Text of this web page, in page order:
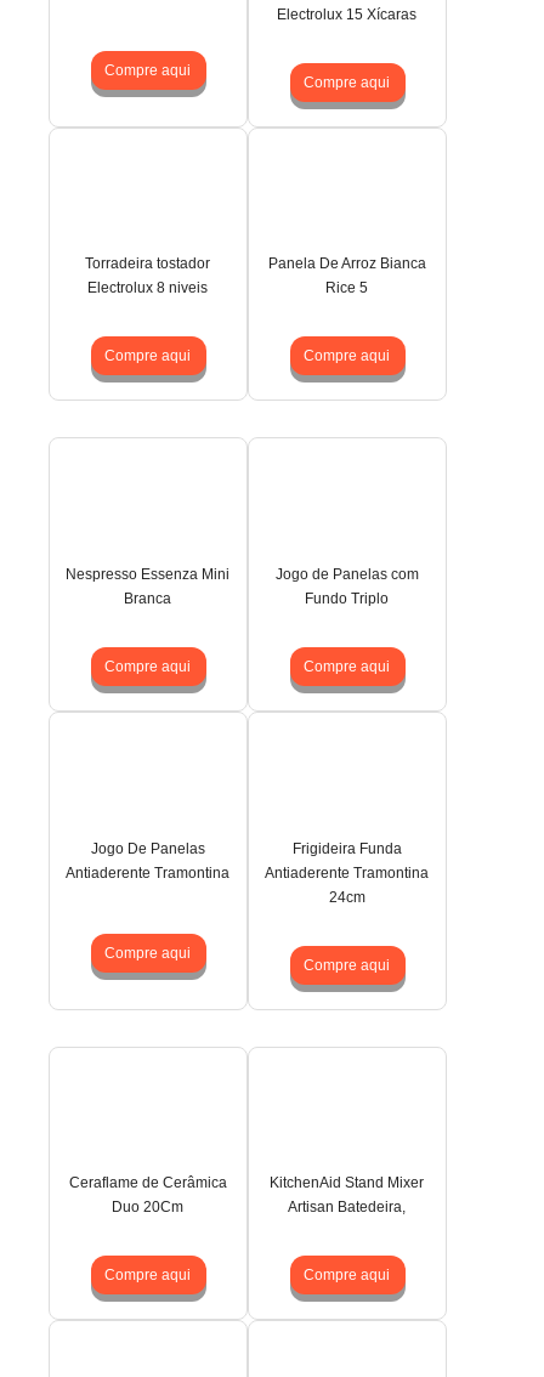
Compre aqui
Electrolux 15 Xícaras
Compre aqui
Torradeira tostador
Electrolux 8 niveis
Compre aqui
Panela De Arroz Bianca
Rice 5
Compre aqui
Nespresso Essenza Mini
Branca
Compre aqui
Jogo de Panelas com
Fundo Triplo
Compre aqui
Jogo De Panelas
Antiaderente Tramontina
Compre aqui
Frigideira Funda
Antiaderente Tramontina
24cm
Compre aqui
Ceraflame de Cerâmica
Duo 20Cm
Compre aqui
KitchenAid Stand Mixer
Artisan Batedeira,
Compre aqui